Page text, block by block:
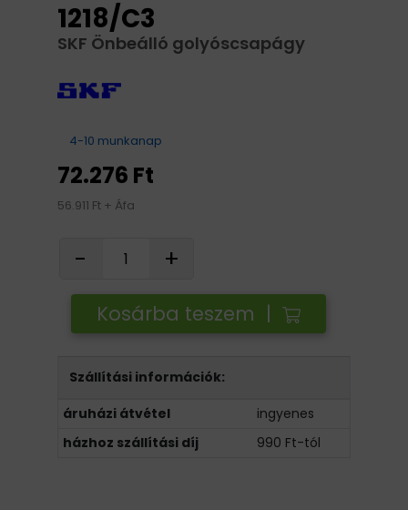
1218/C3
SKF Önbeálló golyóscsapágy
4-10 munkanap
72.276 Ft
56.911 Ft + Áfa
- +
Kosárba teszem |
Szállítási információk:
áruházi átvétel
ingyenes
házhoz szállítási díj
990 Ft-tól